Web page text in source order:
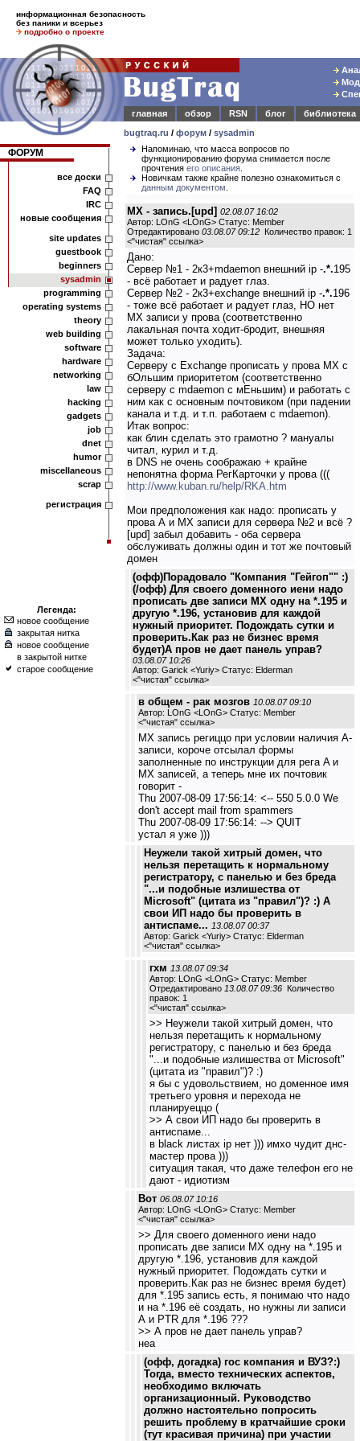
информационная безопасность
без паники и всерьез
подробно о проекте
главная
обзор RSN блог
библиотека
bugtraq.ru / форум / sysadmin
ФОРУМ
все доски
FAQ
IRC
новые сообщения
site updates
guestbook
beginners
sysadmin
programming
operating systems
theory
web building
software
hardware
networking
law
hacking
gadgets
job
dnet
humor
miscellaneous
scrap
регистрация
Легенда:
новое сообщение
закрытая нитка
новое сообщение
в закрытой нитке
старое сообщение
Напоминаю, что масса вопросов по
функционированию форума снимается после
прочтения его описания
Новичкам также крайне полезно ознакомиться с
данным документом
MX - запись.[upd] 02.08.07 16:02
Автор: LOnG <LOnG> Статус: Member
Отредактировано 03.08.07 09:12 Количество правок: 1
<"чистая" ссылка>
Дано:
Сервер №1 - 2к3+mdaemon внешний ip -.*.195
- всё работает и радует глаз.
Сервер №2 - 2к3+exchange внешний ip -.*.196
- тоже всё работает и радует глаз, НО нет
MX записи у прова (соответственно
лакальная почта ходит-бродит, внешняя
может только уходить).
Задача:
Серверу с Exchange прописать у прова МХ с
бОльшим приоритетом (соответственно
серверу с mdaemon с мЕньшим) и работать с
ним как с основным почтовиком (при падении
канала и т.д. и т.п. работаем с mdaemon).
Итак вопрос:
как блин сделать это грамотно ? мануалы
читал, курил и т.д.
в DNS не очень соображаю + крайне
непонятна форма РегКарточки у прова (((
http://www.kuban.ru/help/RKA.htm
Мои предположения как надо: прописать у
прова А и МХ записи для сервера №2 и всё ?
[upd] забыл добавить - оба сервера
обслуживать должны один и тот же почтовый
домен
(офф)Порадовало "Компания "Гейгоп"" :)
(/офф) Для своего доменного иени надо
прописать две записи МХ одну на *.195 и
другую *.196, установив для каждой
нужный приоритет. Подождать сутки и
проверить.Как раз не бизнес время
будет)А пров не дает панель управ?
03.08.07 10:26
Автор: Garick <Yuriy> Статус: Elderman
<"чистая" ссылка>
в общем - рак мозгов 10.08.07 09:10
Автор: LOnG <LOnG> Статус: Member
<"чистая" ссылка>
MX запись региццо при условии наличия А-
записи, короче отсылал формы
заполненные по инструкции для рега A и
MX записей, а теперь мне их почтовик
говорит -
Thu 2007-08-09 17:56:14: <-- 550 5.0.0 We
don't accept mail from spammers
Thu 2007-08-09 17:56:14: --> QUIT
устал я уже )))
Неужели такой хитрый домен, что
нельзя перетащить к нормальному
регистратору, с панелью и без бреда
"...и подобные излишества от
Microsoft" (цитата из "правил")? :) А
свои ИП надо бы проверить в
антиспаме... 13.08.07 00:37
Автор: Garick <Yuriy> Статус: Elderman
<"чистая" ссылка>
гхм 13.08.07 09:34
Автор: LOnG <LOnG> Статус: Member
Отредактировано 13.08.07 09:36 Количество
правок: 1
<"чистая" ссылка>
>> Неужели такой хитрый домен, что
нельзя перетащить к нормальному
регистратору, с панелью и без бреда
"...и подобные излишества от Microsoft"
(цитата из "правил")? :)
я бы с удовольствием, но доменное имя
третьего уровня и перехода не
планируеццо (
>> А свои ИП надо бы проверить в
антиспаме...
в black листах ip нет ))) имхо чудит днс-
мастер прова )))
ситуация такая, что даже телефон его не
дают - идиотизм
Вот 06.08.07 10:16
Автор: LOnG <LOnG> Статус: Member
<"чистая" ссылка>
>> Для своего доменного иени надо
прописать две записи МХ одну на *.195 и
другую *.196, установив для каждой
нужный приоритет. Подождать сутки и
проверить.Как раз не бизнес время будет)
для *.195 запись есть, я понимаю что надо
и на *.196 её создать, но нужны ли записи
А и PTR для *.196 ???
>> А пров не дает панель управ?
неа
(офф, догадка) гос компания и ВУЗ?:)
Тогда, вместо технических аспектов,
необходимо включать
организационный. Руководство
должно настоятельно попросить
решить проблему в кратчайшие сроки
(тут красивая причина) при участии